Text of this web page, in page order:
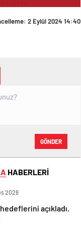
2 Eylül 2024 14:40
GÖNDER
HABERLERİ
2026
açıkladı.